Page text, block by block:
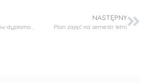
II termin egzaminów dyplomowych- harmonogram
NASTĘPNY
Plan zajęć na semestr letni